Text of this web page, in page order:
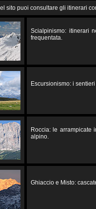
sito puoi consultare gli itinerari
Scialpinismo: itinerari
frequentata.
Escursionismo: i
Roccia: le arrampicate
alpino.
Ghiaccio e Misto: